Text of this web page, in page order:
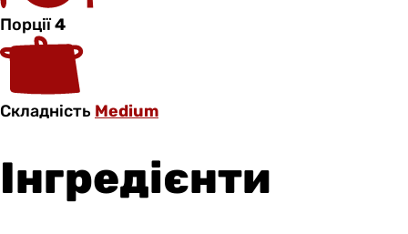
Порції4
Складність Medium
Інгредієнти